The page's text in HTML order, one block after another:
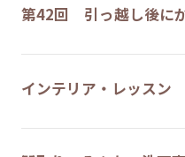
第42回 引っ越し後に
インテリア・レッスン